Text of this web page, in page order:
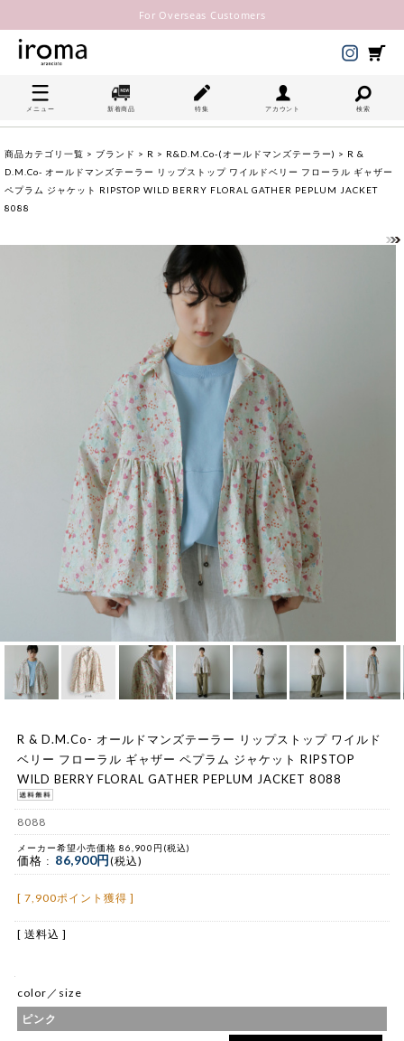
For Overseas Customers
メニュー 新着商品 特集 アカウント 検索
商品カテゴリ一覧 > ブランド > R > R&D.M.Co-(オールドマンズテーラー) > R &
D.M.Co- オールドマンズテーラー リップストップ ワイルドベリー フローラル ギャザー
ペプラム ジャケット RIPSTOP WILD BERRY FLORAL GATHER PEPLUM JACKET
8088
R & D.M.Co- オールドマンズテーラー リップストップ ワイルド
ベリー フローラル ギャザー ペプラム ジャケット RIPSTOP
WILD BERRY FLORAL GATHER PEPLUM JACKET 8088
8088
メーカー希望小売価格 86,900円(税込)
価格 : 86,900円 (税込)
[ 7,900ポイント獲得 ]
[ 送料込 ]
color／size
ピンク